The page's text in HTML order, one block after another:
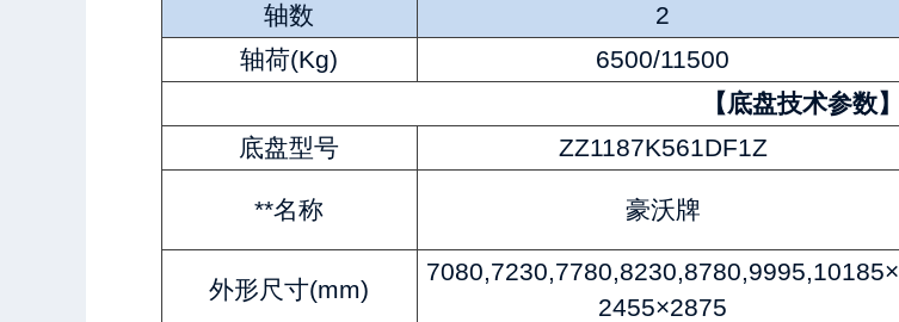
轴数
2
轴荷(Kg)
6500/11500
【底盘技术参数】
底盘型号
ZZ1187K561DF1Z
**名称 豪沃牌
外形尺寸(mm)
7080,7230,7780,8230,8780,9995,10185×
2455×2875